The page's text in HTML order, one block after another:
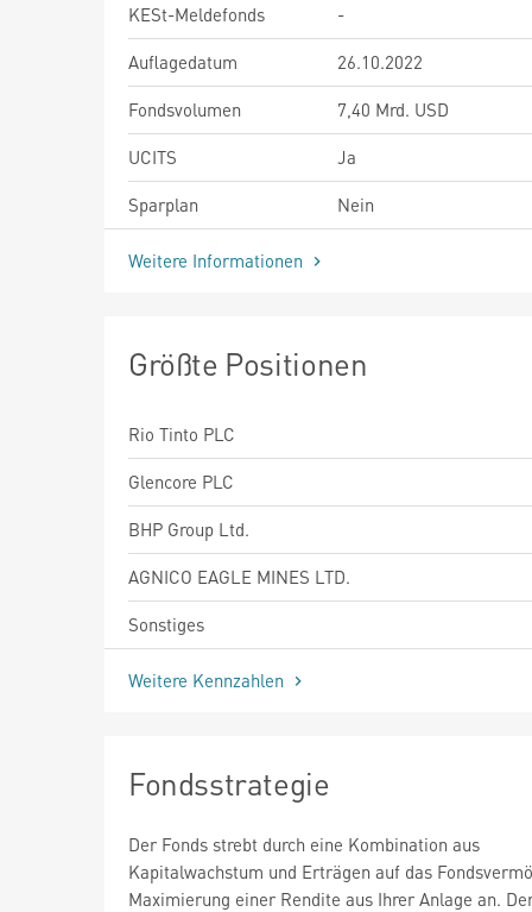
KESt-Meldefonds
-
Auflagedatum
26.10.2022
Fondsvolumen
7,40 Mrd. USD
UCITS
Ja
Sparplan
Nein
Weitere Informationen
Größte Positionen
Rio Tinto PLC
Glencore PLC
BHP Group Ltd.
AGNICO EAGLE MINES LTD.
Sonstiges
Weitere Kennzahlen
Fondsstrategie
Der Fonds strebt durch eine Kombination aus
Kapitalwachstum und Erträgen auf das
Maximierung einer Rendite aus Ihrer Anlage an.